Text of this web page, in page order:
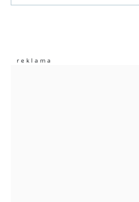
Imię (Wymagane)